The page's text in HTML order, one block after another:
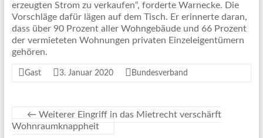
erzeugten Strom zu verkaufen“, forderte Warnecke. Die
Vorschläge dafür lägen auf dem Tisch. Er erinnerte daran,
dass über 90 Prozent aller Wohngebäude und 66 Prozent
der vermieteten Wohnungen privaten Einzeleigentümern
gehören.
Gast 3. Januar 2020 Bundesverband
← Weiterer Eingriff in das Mietrecht verschärft
Wohnraumknappheit